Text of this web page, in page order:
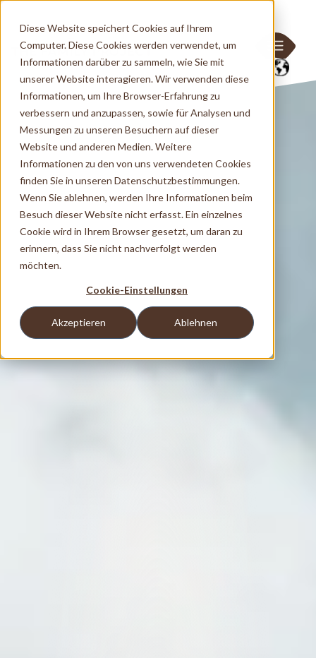
Diese Website speichert Cookies auf Ihrem
Computer. Diese Cookies werden verwendet, um
Informationen darüber zu sammeln, wie Sie mit
unserer Website interagieren. Wir verwenden diese
Informationen, um Ihre Browser-Erfahrung zu
verbessern und anzupassen, sowie für Analysen und
Messungen zu unseren Besuchern auf dieser
Website und anderen Medien. Weitere
Informationen zu den von uns verwendeten Cookies
finden Sie in unseren Datenschutzbestimmungen.
Wenn Sie ablehnen, werden Ihre Informationen beim
Besuch dieser Website nicht erfasst. Ein einzelnes
Cookie wird in Ihrem Browser gesetzt, um daran zu
erinnern, dass Sie nicht nachverfolgt werden
möchten.
Cookie-Einstellungen
Akzeptieren Ablehnen